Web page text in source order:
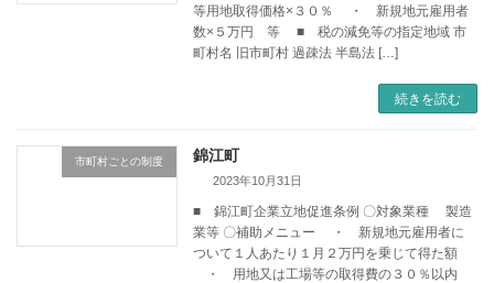
等用地取得価格×３０％ ・ 新規地元雇用者
数×５万円 等 ■ 税の減免等の指定地域 市
町村名 旧市町村 過疎法 半島法 […]
続きを読む
市町村ごとの制度 錦江町
2023年10月31日
■ 錦江町企業立地促進条例 〇対象業種 製造
業等 〇補助メニュー ・ 新規地元雇用者に
ついて１人あたり１月２万円を乗じて得た額
・ 用地又は工場等の取得費の３０％以内